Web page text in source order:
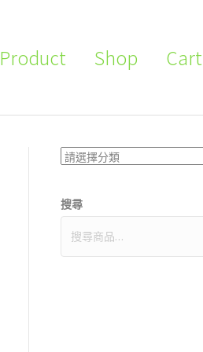
Product Shop Cart
請
選
分
類
搜尋